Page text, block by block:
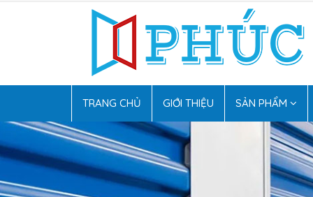
TRANG CHỦ GIỚI THIỆU SẢN PHẨM